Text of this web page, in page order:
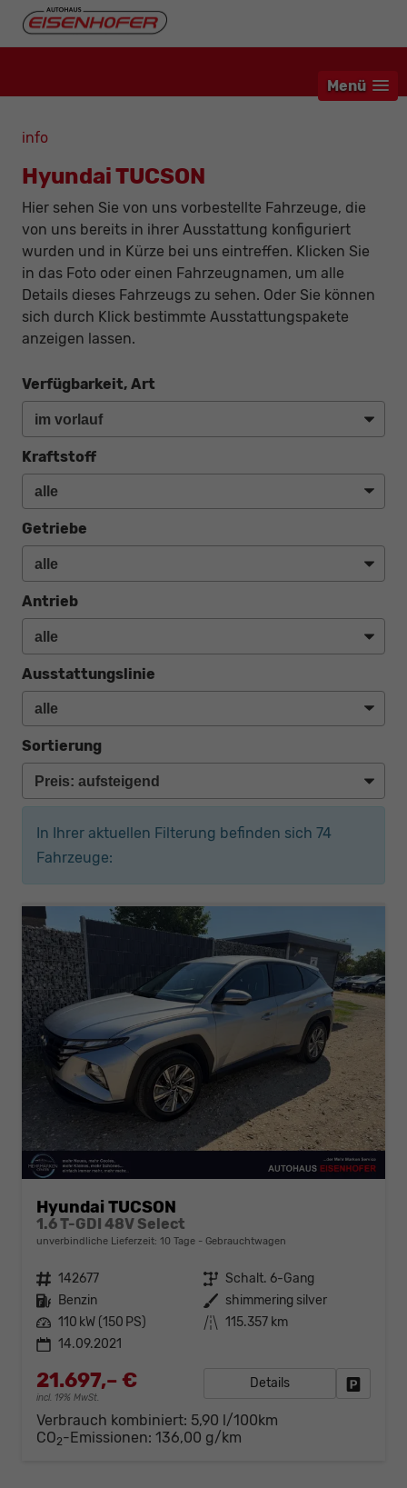
Menü
info
Hyundai TUCSON
Hier sehen Sie von uns vorbestellte Fahrzeuge, die
von uns bereits in ihrer Ausstattung konfiguriert
wurden und in Kürze bei uns eintreffen. Klicken Sie
in das Foto oder einen Fahrzeugnamen, um alle
Details dieses Fahrzeugs zu sehen. Oder Sie können
sich durch Klick bestimmte Ausstattungspakete
anzeigen lassen.
Verfügbarkeit, Art
Kraftstoff
Getriebe
Antrieb
Ausstattungslinie
Sortierung
In Ihrer aktuellen Filterung befinden sich 74
Fahrzeuge:
Hyundai TUCSON
1.6 T-GDI 48V Select
unverbindliche Lieferzeit: 10 Tage Gebrauchtwagen
Fahrzeugnr. 142677 Getriebe Schalt. 6-Gang
Kraftstoff Benzin Außenfarbe shimmering silver
Leistung 110 kW (150 PS) Kilometerstand 115.357 km
14.09.2021
21.697,– €
incl. 19% MwSt.
Details
Verbrauch kombiniert: 5,90 l/100km
CO2-Emissionen: 136,00 g/km